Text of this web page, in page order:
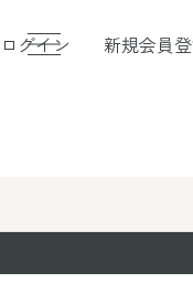
ログイン 新規会員